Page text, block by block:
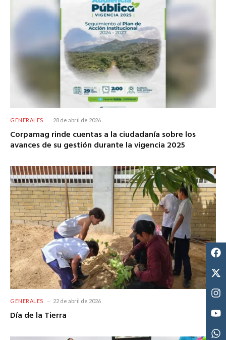
GENERALES 28 de abril de 2026
Corpamag rinde cuentas a la ciudadanía sobre los
avances de su gestión durante la vigencia 2025
GENERALES 22 de abril de 2026
Día de la Tierra